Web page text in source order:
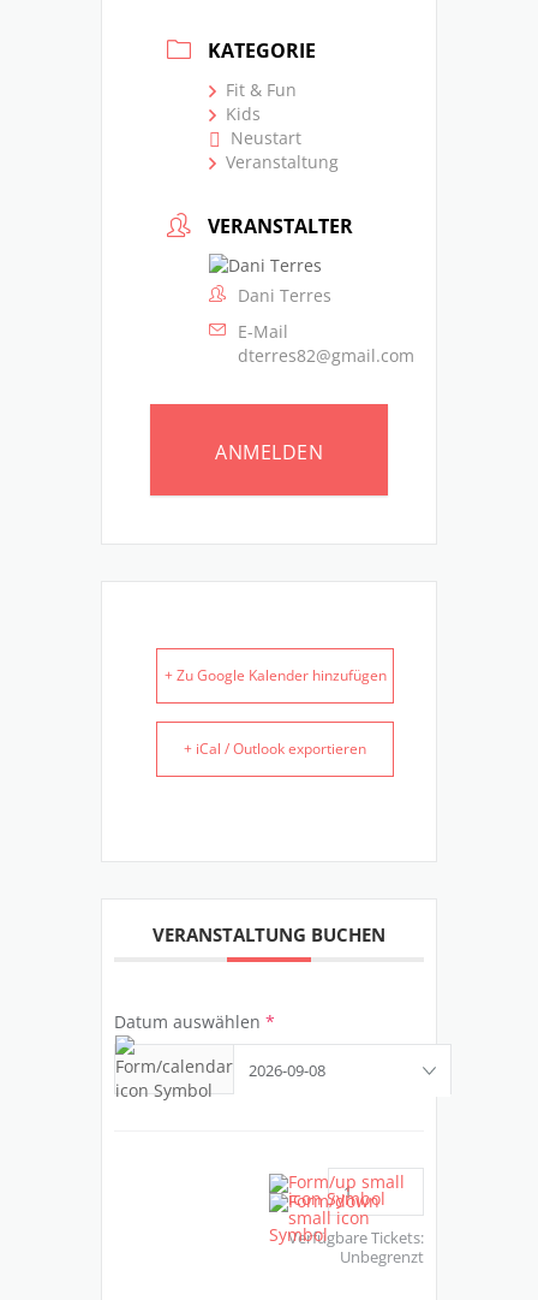
KATEGORIE
Fit & Fun
Kids
Neustart
Veranstaltung
VERANSTALTER
Dani Terres
E-Mail
dterres82@gmail.com
ANMELDEN
+ Zu Google Kalender hinzufügen
+ iCal / Outlook exportieren
VERANSTALTUNG BUCHEN
Datum auswählen *
Verfügbare Tickets:
Unbegrenzt